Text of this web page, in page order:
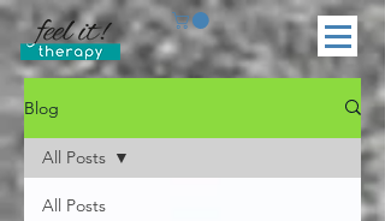
Blog
All Posts
All Posts